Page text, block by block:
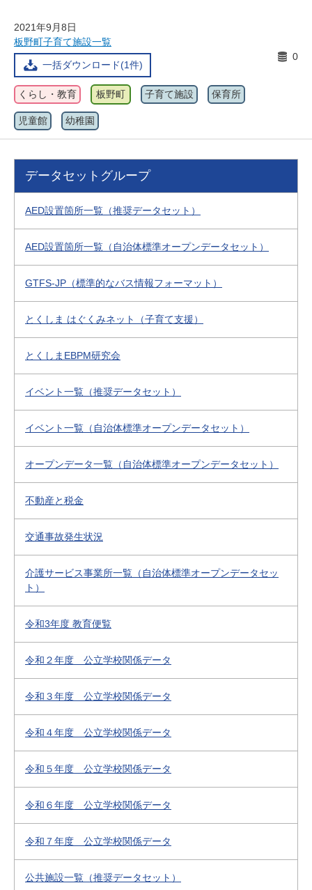
2021年9月8日
板野町子育て施設一覧
一括ダウンロード(1件)
0
くらし・教育 板野町 子育て施設 保育所
児童館 幼稚園
データセットグループ
AED設置箇所一覧（推奨データセット）
AED設置箇所一覧（自治体標準オープンデータセット）
GTFS-JP（標準的なバス情報フォーマット）
とくしま はぐくみネット（子育て支援）
とくしまEBPM研究会
イベント一覧（推奨データセット）
イベント一覧（自治体標準オープンデータセット）
オープンデータ一覧（自治体標準オープンデータセット）
不動産と税金
交通事故発生状況
介護サービス事業所一覧（自治体標準オープンデータセッ
ト）
令和3年度 教育便覧
令和２年度 公立学校関係データ
令和３年度 公立学校関係データ
令和４年度 公立学校関係データ
令和５年度 公立学校関係データ
令和６年度 公立学校関係データ
令和７年度 公立学校関係データ
公共施設一覧（推奨データセット）